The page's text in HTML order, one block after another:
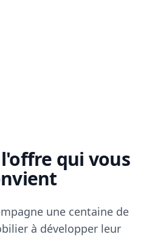
qui vous
une centaine de
à développer leur